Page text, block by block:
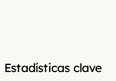
Estadísticas clave